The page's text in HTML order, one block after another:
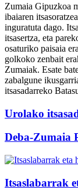
Zumaia Gipuzkoa
ibaiaren
inguratuta dago.
itsasertza, eta
osaturiko paisaia
golkoko zenbait
Zumaiak. Esate
zabalgune
itsasadarreko
Urolako
Deba-Zumaia
Itsaslabarrak